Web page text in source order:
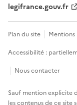
legifrance.gouv.fr
Plan du site Mentions
Accessibilité :
Nous contacter
Sauf mention explicite
les contenus de ce site